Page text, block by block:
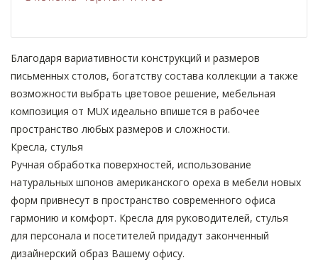
Благодаря вариативности конструкций и размеров
письменных столов, богатству состава коллекции а также
возможности выбрать цветовое решение, мебельная
композиция от MUX идеально впишется в рабочее
пространство любых размеров и сложности.
Кресла, стулья
Ручная обработка поверхностей, использование
натуральных шпонов американского ореха в мебели новых
форм привнесут в пространство современного офиса
гармонию и комфорт. Кресла для руководителей, стулья
для персонала и посетителей придадут законченный
дизайнерский образ Вашему офису.